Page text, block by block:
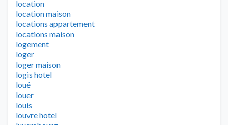
location
location maison
locations appartement
locations maison
logement
loger
loger maison
logis hotel
loué
louer
louis
louvre hotel